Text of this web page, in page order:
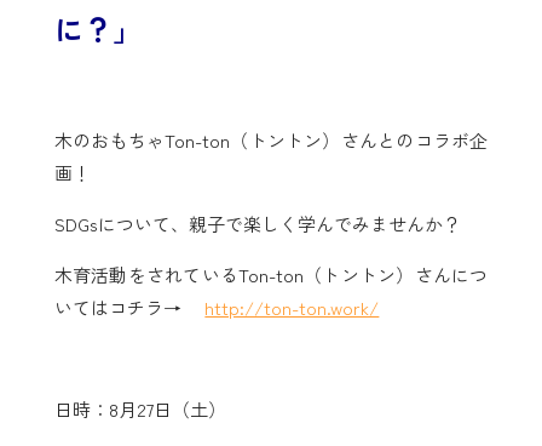
に？」
木のおもちゃTon-ton（トントン）さんとのコラボ企
画！
SDGsについて、親子で楽しく学んでみませんか？
木育活動をされているTon-ton（トントン）さんにつ
いてはコチラ→
http://ton-ton.work/
日時：8月27日（土）